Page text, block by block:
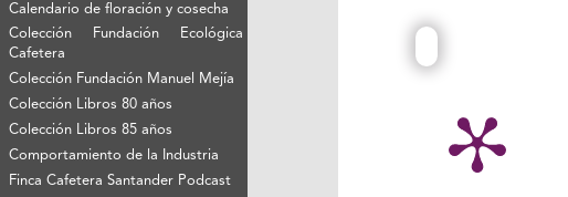
Calendario de floración y cosecha
Colección Fundación Ecológica
Cafetera
Colección Fundación Manuel Mejía
Colección Libros 80 años
Colección Libros 85 años
Comportamiento de la Industria
Finca Cafetera Santander Podcast